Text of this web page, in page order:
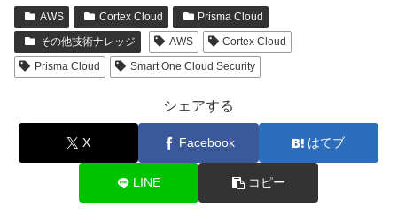
AWS Cortex Cloud
Prisma Cloud
その他技術ナレッジ
AWS
Cortex Cloud
Prisma Cloud
Smart One Cloud Security
シェアする
X Facebook はてブ
LINE コピー